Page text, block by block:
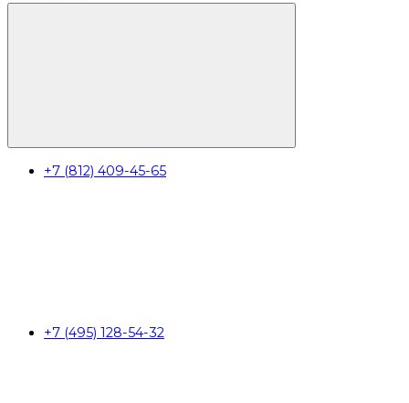
+7 (812) 409-45-65
+7 (495) 128-54-32